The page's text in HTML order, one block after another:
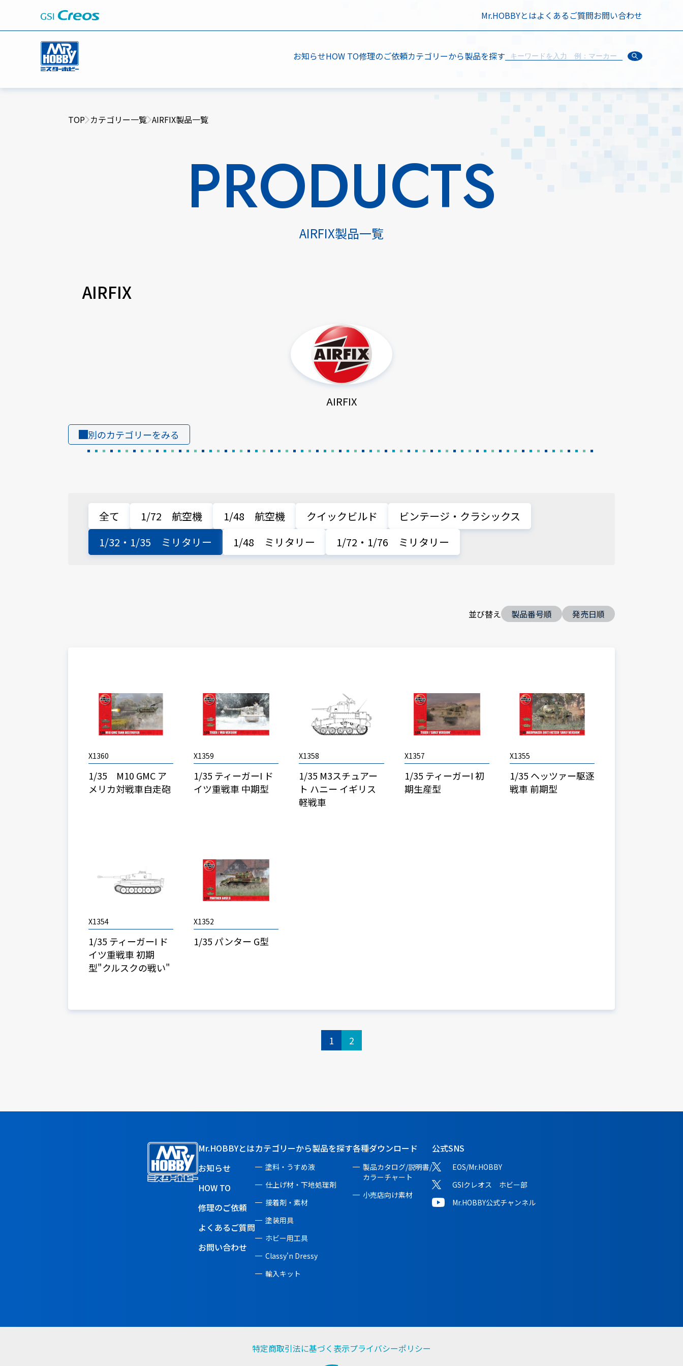
Mr.HOBBYとはよくあるご質問お問い合わせ
お知らせHOW TO修理のご依頼カテゴリーから製品を探す
TOP カテゴリー一覧 AIRFIX製品一覧
PRODUCTS
AIRFIX製品一覧
AIRFIX
AIRFIX
別のカテゴリーをみる
全て 1/72 航空機 1/48 航空機 クイックビルド
ビンテージ・クラシックス
1/32・1/35 ミリタリー
1/48 ミリタリー 1/72・1/76 ミリタリー
並び替え 製品番号順 発売日順
X1360
1/35 M10 GMC ア
メリカ対戦車自走砲
X1359
1/35 ティーガーI ド
イツ重戦車 中期型
X1358
1/35 M3スチュアー
ト ハニー イギリス
軽戦車
X1357
1/35 ティーガーI 初
期生産型
X1355
1/35 ヘッツァー駆逐
戦車 前期型
X1354
1/35 ティーガーI ド
イツ重戦車 初期
型"クルスクの戦い"
X1352
1/35 パンター G型
1 2
Mr.HOBBYとは
お知らせ
HOW TO
修理のご依頼
よくあるご質問
お問い合わせ
カテゴリーから製品を探す
塗料・うすめ液
仕上げ材・下地処理剤
接着剤・素材
塗装用具
ホビー用工具
Classy'n Dressy
輸入キット
各種ダウンロード
製品カタログ/説明書/
カラーチャート
小売店向け素材
公式SNS
EOS/Mr.HOBBY
GSIクレオス ホビー部
Mr.HOBBY公式チャンネル
特定商取引法に基づく表示プライバシーポリシー